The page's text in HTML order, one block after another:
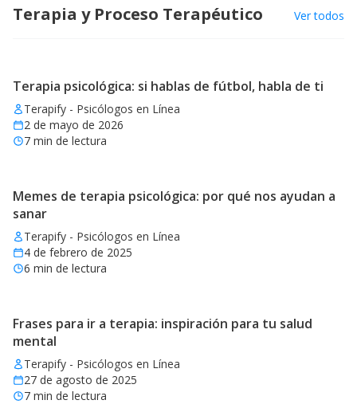
Terapia y Proceso Terapéutico Ver todos
Terapia psicológica: si hablas de fútbol, habla de ti
Terapify - Psicólogos en Línea
2 de mayo de 2026
7 min de lectura
Memes de terapia psicológica: por qué nos ayudan a
sanar
Terapify - Psicólogos en Línea
4 de febrero de 2025
6 min de lectura
Frases para ir a terapia: inspiración para tu salud
mental
Terapify - Psicólogos en Línea
27 de agosto de 2025
7 min de lectura